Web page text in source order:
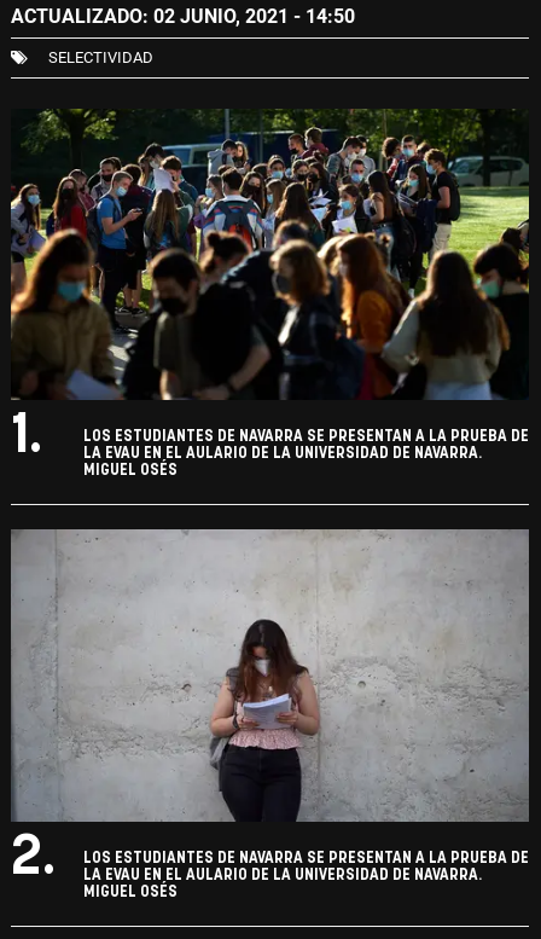
ACTUALIZADO: 02 JUNIO, 2021 - 14:50
SELECTIVIDAD
1.
LOS ESTUDIANTES DE NAVARRA SE PRESENTAN A LA PRUEBA DE
LA EVAU EN EL AULARIO DE LA UNIVERSIDAD DE NAVARRA.
MIGUEL OSÉS
2.
LOS ESTUDIANTES DE NAVARRA SE PRESENTAN A LA PRUEBA DE
LA EVAU EN EL AULARIO DE LA UNIVERSIDAD DE NAVARRA.
MIGUEL OSÉS